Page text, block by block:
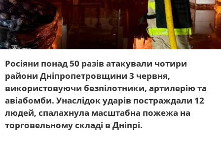
Росіяни понад 50 разів атакували чотири
райони Дніпропетровщини 3 червня,
використовуючи безпілотники, артилерію та
авіабомби. Унаслідок ударів постраждали 12
людей, спалахнула масштабна пожежа на
торговельному складі в Дніпрі.